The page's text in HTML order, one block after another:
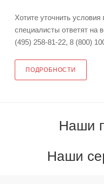
Хотите уточнить
специалисты ответят на
(495) 258-81-22, 8 (800)
ПОДРОБНОСТИ
Наши
Наши